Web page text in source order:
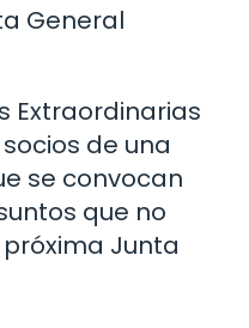
General
Extraordinarias
de una
se convocan
que no
Junta